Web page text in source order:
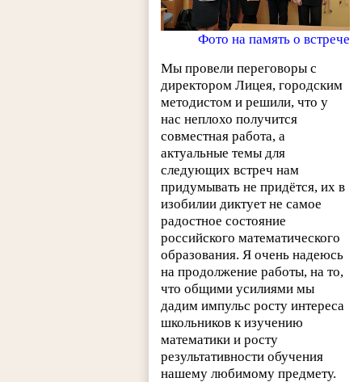
Фото на память о встрече
Мы провели переговоры с
директором Лицея, городским
методистом и решили, что у
нас неплохо получится
совместная работа, а
актуальные темы для
следующих встреч нам
придумывать не придётся, их в
изобилии диктует не самое
радостное состояние
российского математического
образования. Я очень надеюсь
на продолжение работы, на то,
что общими усилиями мы
дадим импульс росту интереса
школьников к изучению
математики и росту
результативности обучения
нашему любимому предмету.